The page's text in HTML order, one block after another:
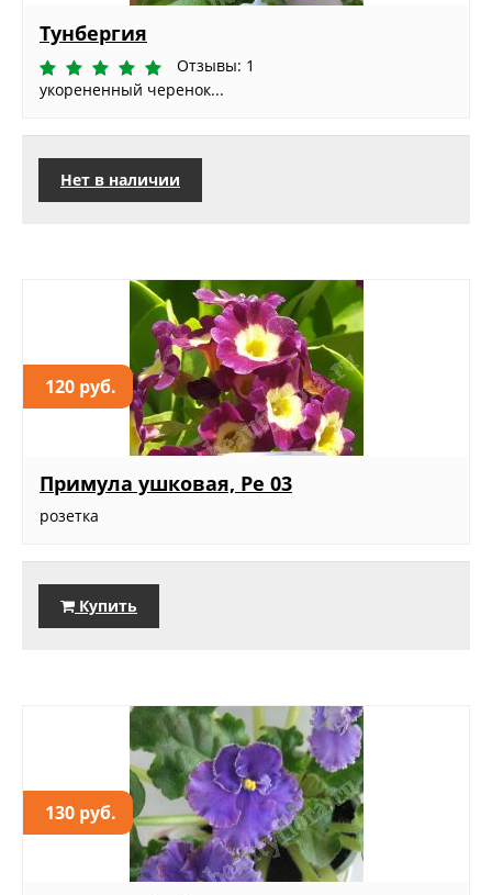
Тунбергия
Отзывы: 1
укорененный черенок...
Нет в наличии
120 руб.
Примула ушковая, Ре 03
розетка
Купить
130 руб.